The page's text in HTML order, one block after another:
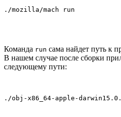
./mozilla/mach run
Команда run сама найдет путь к
В нашем случае после сборки
следующему пути:
./obj-x86_64-apple-